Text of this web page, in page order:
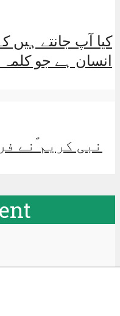
کیا آپ جانتے
انسان ہے جو
نبی کریم ؐنے